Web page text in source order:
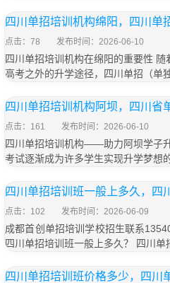
四川单招培训机构绵阳，四川单
点击：78 发布时间：2026-06-10
四川单招培训机构在绵阳的重要性
高考之外的升学途径，四川单招（单
四川单招培训机构阿坝，四川省
点击：161 发布时间：2026-06-10
四川单招培训机构——助力阿坝学子
考试逐渐成为许多学生实现升学梦想
四川单招培训班一般上多久，四
点击：102 发布时间：2026-06-09
成都首创单招培训学校招生联系
四川单招培训班一般上多久？ 四川
四川单招培训班价格多少，四川